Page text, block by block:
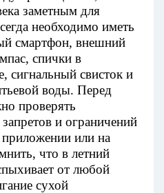
заметным для
необходимо иметь
смартфон, внешний
спички в
сигнальный свисток и
воды. Перед
проверять
и ограничений
или на
что в летний
от любой
сухой